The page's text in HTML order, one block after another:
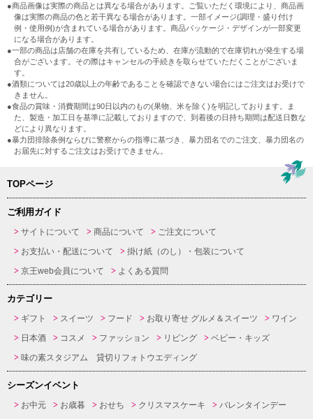
●商品画像は実際の商品とは異なる場合があります。ご覧いただく環境により、商品画
像は実際の商品の色と若干異なる場合があります。一部イメージ(調理・盛り付け
例・使用例)が含まれている場合があります。商品パッケージ・デザインが一部変更
になる場合があります。
●一部の商品は店舗の在庫を共有しているため、在庫が流動的で在庫切れが発生する場
合がございます。その際はキャンセルの手続きを取らせていただくことがございま
す。
●酒類については20歳以上の年齢であることを確認できない場合にはご注文はお受けで
きません。
●食品の賞味・消費期間は90日以内のもの(果物、米を除く)を明記しております。ま
た、製造・加工日を基準に記載しておりますので、到着後の日持ち期間は配送日数な
どにより異なります。
●暴力団排除条例ならびに警察からの指導に基づき、暴力団名でのご注文、暴力団名の
お届先に対するご注文はお受けできません。
TOPページ
ご利用ガイド
サイトについて 商品について
ご注文について
お支払い・配送について
掛け紙（のし）・包装について
京王web会員について
よくある質問
カテゴリー
ギフト スイーツ フード お取り寄せ グルメ＆スイーツ
ワイン
日本酒
コスメ ファッション リビング
ベビー・キッズ
味の素スタジアム 貸切りフォトウエディング
シーズンイベント
お中元 お歳暮 おせち クリスマスケーキ
バレンタインデー